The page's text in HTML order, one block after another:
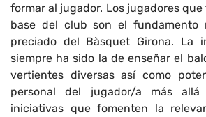
formar al jugador. Los jugadores
base del club son el fundamento
preciado del Bàsquet Girona. La
siempre ha sido la de enseñar el
vertientes diversas así como
personal del jugador/a más
iniciativas que fomenten la